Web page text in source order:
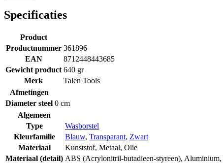
Specificaties
Product
Productnummer 361896
EAN
8712448443685
Gewicht product 640 gr
Merk
Talen Tools
Afmetingen
Diameter steel 0 cm
Algemeen
Type
Wasborstel
Kleurfamilie
Blauw, Transparant, Zwart
Materiaal
Kunststof, Metaal, Olie
Materiaal (detail) ABS (Acrylonitril-butadieen-styreen), Aluminium,